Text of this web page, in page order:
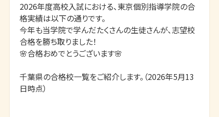
2026年度高校入試における、東京個別指導学院の合
格実績は以下の通りです。
今年も当学院で学んだたくさんの生徒さんが、志望校
合格を勝ち取りました！
🌸合格おめでとうございます🌸
千葉県の合格校一覧をご紹介します。（2026年5月13
日時点）